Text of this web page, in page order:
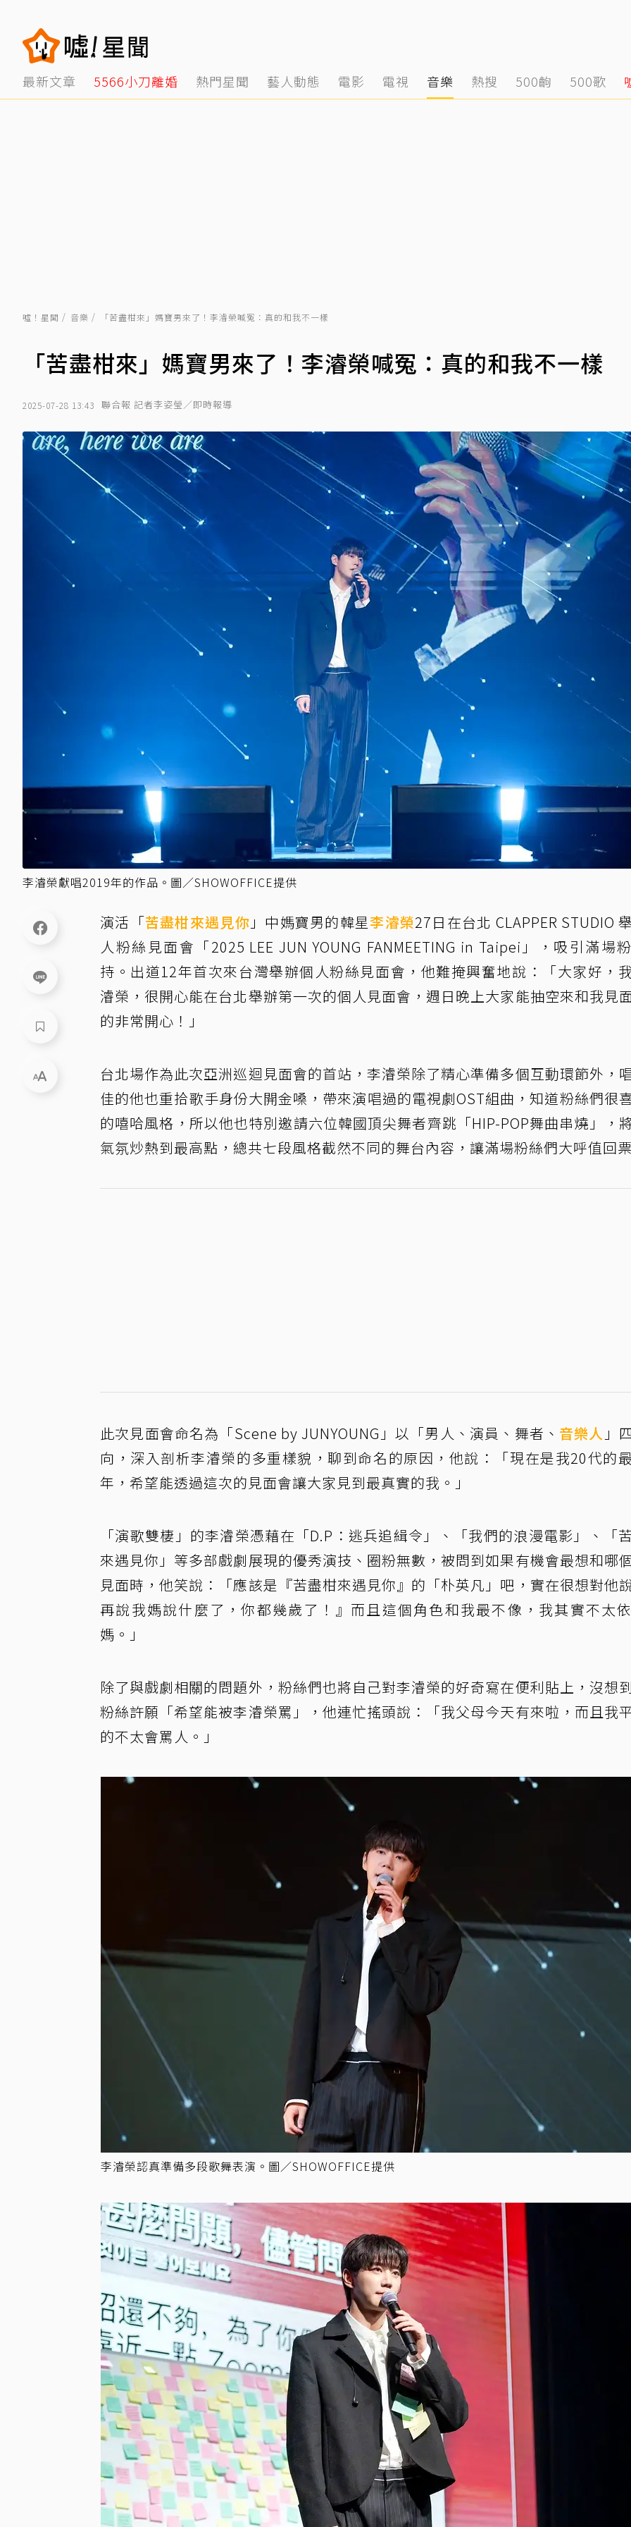
最新文章 5566小刀離婚 熱門星聞 藝人動態 電影 電視 音樂 熱搜 500齣 500歌
噓！星聞 音樂 「苦盡柑來」媽寶男來了！李濬榮喊冤：真的和我不一樣
「苦盡柑來」媽寶男來了！李濬榮喊冤：真的和我不一樣
2025-07-28 13:43 聯合報 記者李姿瑩／即時報導
李濬榮獻唱2019年的作品。圖／SHOWOFFICE提供
演活「苦盡柑來遇見你 」中媽寶男的韓星李濬榮27日在台北 CLAPPER STUDIO
人粉絲見面會「2025 LEE JUN YOUNG FANMEETING in Taipei」，吸引滿場
持。出道12年首次來台灣舉辦個人粉絲見面會，他難掩興奮地說：「大家好，
濬榮，很開心能在台北舉辦第一次的個人見面會，週日晚上大家能抽空來和我見
的非常開心！」
台北場作為此次亞洲巡迴見面會的首站，李濬榮除了精心準備多個互動環節外，
佳的他也重拾歌手身份大開金嗓，帶來演唱過的電視劇OST組曲，知道粉絲們很
的嘻哈風格，所以他也特別邀請六位韓國頂尖舞者齊跳「HIP-POP舞曲串燒」，
氣氛炒熱到最高點，總共七段風格截然不同的舞台內容，讓滿場粉絲們大呼值回
此次見面會命名為「Scene by JUNYOUNG」以「男人、演員、舞者、 音樂人 」
向，深入剖析李濬榮的多重樣貌，聊到命名的原因，他說：「現在是我20代的
年，希望能透過這次的見面會讓大家見到最真實的我。」
「演歌雙棲」的李濬榮憑藉在「D.P：逃兵追緝令」、「我們的浪漫電影」、「
來遇見你」等多部戲劇展現的優秀演技、圈粉無數，被問到如果有機會最想和哪
見面時，他笑說：「應該是『苦盡柑來遇見你』的「朴英凡」吧，實在很想對他
再說我媽說什麼了，你都幾歲了！』而且這個角色和我最不像，我其實不太
媽。」
除了與戲劇相關的問題外，粉絲們也將自己對李濬榮的好奇寫在便利貼上，沒想
粉絲許願「希望能被李濬榮罵」，他連忙搖頭說：「我父母今天有來啦，而且我
的不太會罵人。」
李濬榮認真準備多段歌舞表演。圖／SHOWOFFICE提供